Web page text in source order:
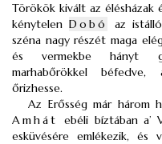
Törökök kivált az élésházak
kénytelenDobó
az
széna nagy részét maga
és vermekbe hányt
marhabőrökkel béfedve,
őrizhesse.
Az Erősség már három
Amhát
ebéli bíztában a’
esküvésére emlékezik, és